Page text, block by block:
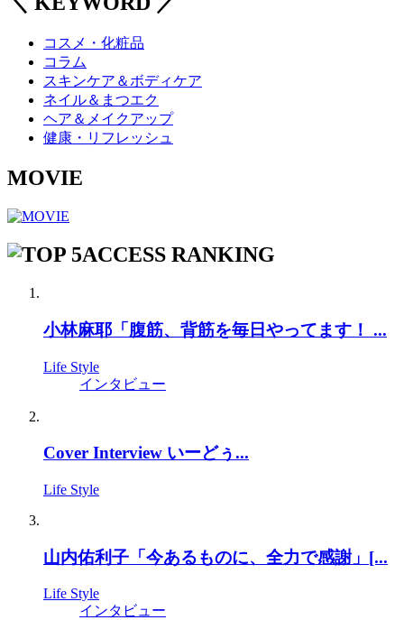
コスメ・化粧品
コラム
スキンケア＆ボディケア
ネイル＆まつエク
ヘア＆メイクアップ
健康・リフレッシュ
MOVIE
ACCESS RANKING
小林麻耶「腹筋、背筋を毎日やってます！ ...
Life Style
インタビュー
Cover Interview いーどぅ...
Life Style
山内佑利子「今あるものに、全力で感謝」[...
Life Style
インタビュー